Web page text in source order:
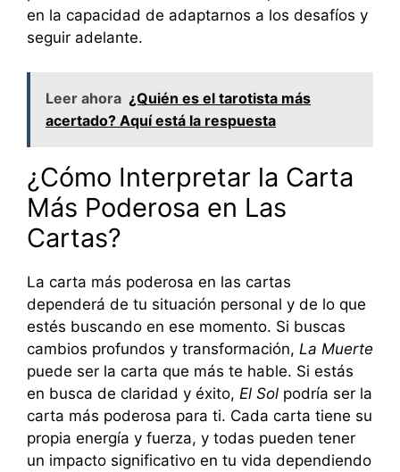
en la capacidad de adaptarnos a los desafíos y
seguir adelante.
Leer ahora ¿Quién es el tarotista más
acertado? Aquí está la respuesta
¿Cómo Interpretar la Carta
Más Poderosa en Las
Cartas?
La carta más poderosa en las cartas
dependerá de tu situación personal y de lo que
estés buscando en ese momento. Si buscas
cambios profundos y transformación, La Muerte
puede ser la carta que más te hable. Si estás
en busca de claridad y éxito, El Sol podría ser la
carta más poderosa para ti. Cada carta tiene su
propia energía y fuerza, y todas pueden tener
un impacto significativo en tu vida dependiendo